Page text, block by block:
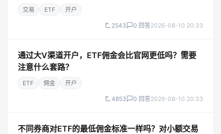
交易 ETF 开户
2543 0 回答2026-08-10 20:33
通过大V渠道开户，ETF佣金会比官网更低吗？需要
注意什么套路？
ETF 佣金 开户
4853 0 回答2026-08-10 20:33
不同券商对ETF的最低佣金标准一样吗？对小额交易